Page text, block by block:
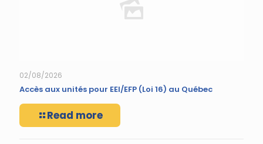
02/08/2026
Accès aux unités pour EEI/EFP (Loi 16) au Québec
Read more